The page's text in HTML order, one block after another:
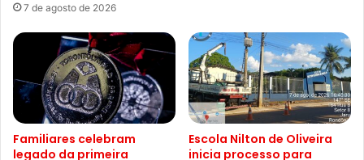
7 de agosto de 2026
Familiares celebram
legado da primeira
Escola Nilton de Oliveira
inicia processo para